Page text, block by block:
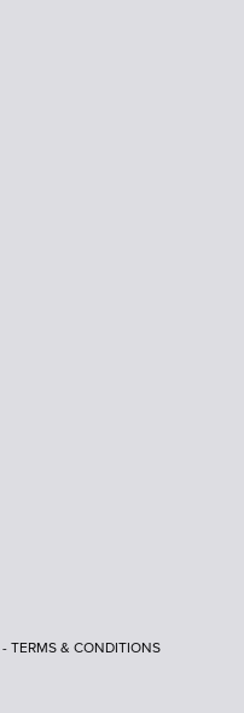
-TERMS & CONDITIONS